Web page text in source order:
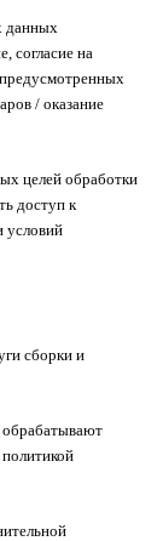
данных
согласие на
/ оказание
целей обработки
доступ к
условий
сборки и
обрабатывают